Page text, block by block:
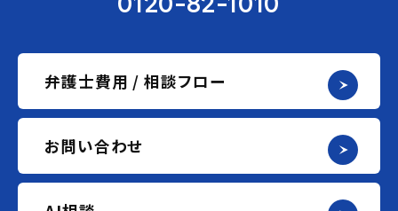
弁護士費用 / 相談フロー
お問い合わせ